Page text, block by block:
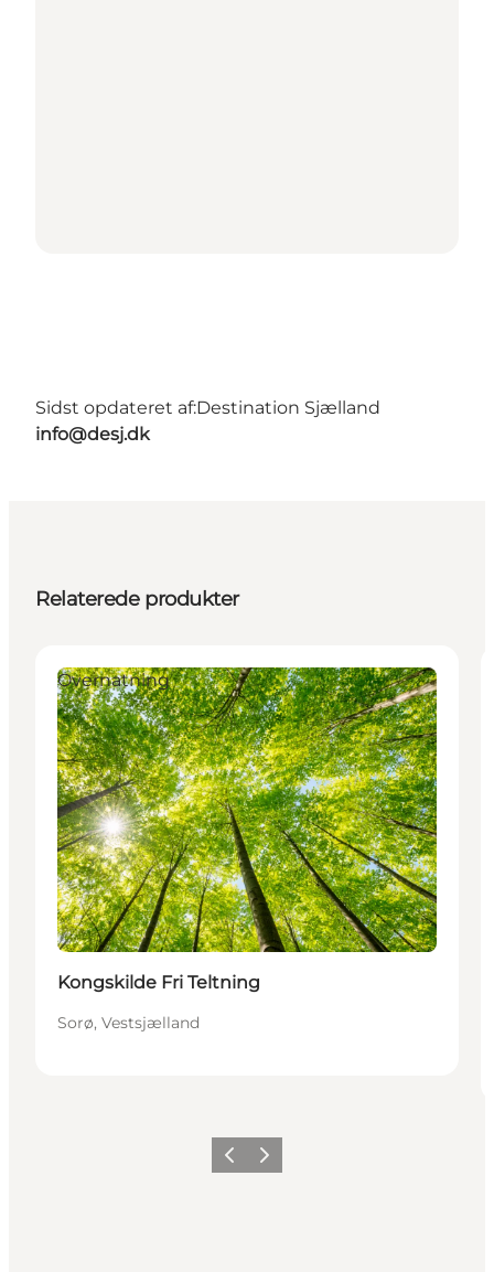
Sidst opdateret af:Destination Sjælland
info@desj.dk
Relaterede produkter
Overnatning
Kongskilde Fri Teltning
Sorø, Vestsjælland
ForrigeNæste